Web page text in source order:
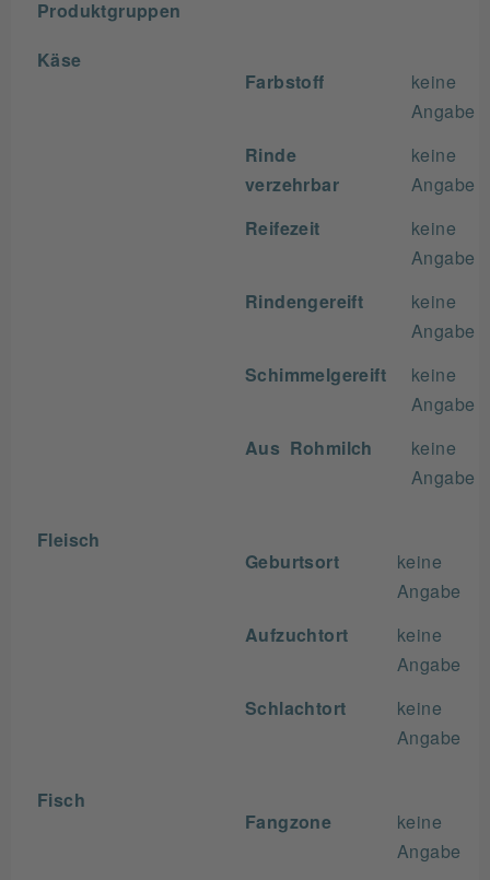
Produktgruppen
Käse
Farbstoff
keine
Angabe
Rinde
verzehrbar
keine
Angabe
Reifezeit
keine
Angabe
Rindengereift
keine
Angabe
Schimmelgereift
keine
Angabe
Aus Rohmilch
keine
Angabe
Fleisch
Geburtsort
keine
Angabe
Aufzuchtort
keine
Angabe
Schlachtort
keine
Angabe
Fisch
Fangzone
keine
Angabe